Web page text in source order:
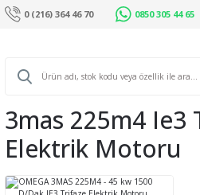
0 (216) 364 46 70 0850 305 44 65
3mas 225m4 Ie3
Elektrik Motoru